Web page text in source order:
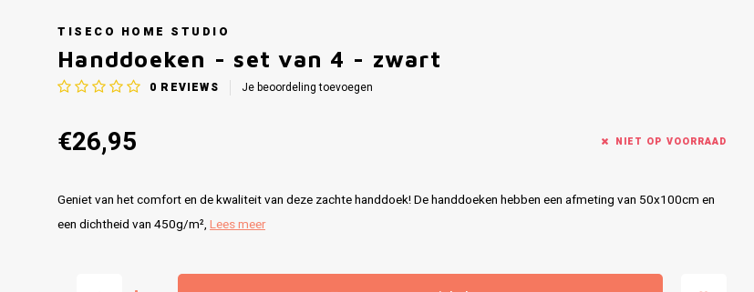
TISECO HOME STUDIO
Handdoeken - set van 4 - zwart
0 REVIEWS Je beoordeling toevoegen
€26,95 NIET OP VOORRAAD
Geniet van het comfort en de kwaliteit van deze zachte handdoek! De handdoeken hebben een afmeting van 50x100cm en
een dichtheid van 450g/m², Lees meer